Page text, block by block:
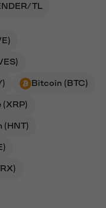
TL
Bitcoin (BTC)
(XRP)
(HNT)